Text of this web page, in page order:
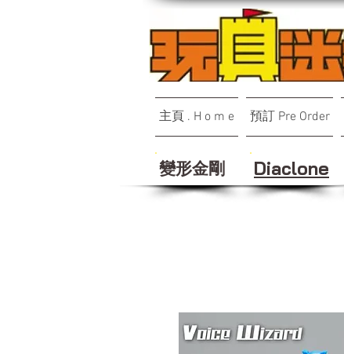
主頁 . H o m e 預訂 Pre Order
變形金剛 Diaclone